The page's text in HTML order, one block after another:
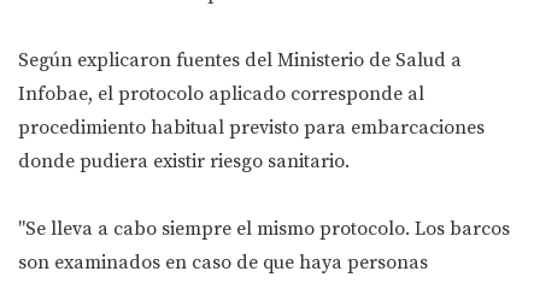
Según explicaron fuentes del Ministerio de Salud a
Infobae, el protocolo aplicado corresponde al
procedimiento habitual previsto para embarcaciones
donde pudiera existir riesgo sanitario.
"Se lleva a cabo siempre el mismo protocolo. Los barcos
son examinados en caso de que haya personas